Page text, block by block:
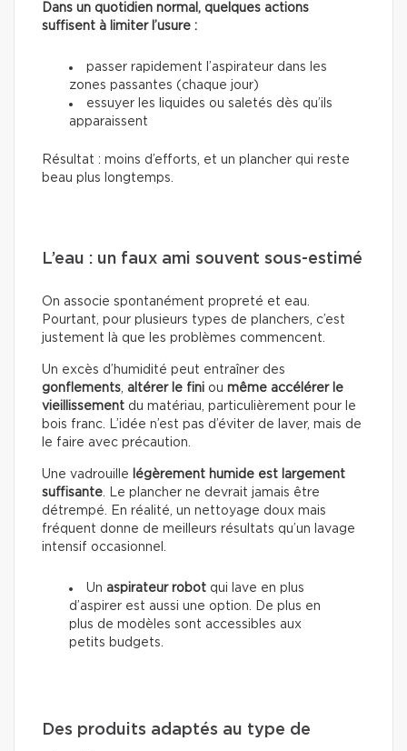
Dans un quotidien normal, quelques actions
suffisent à limiter l’usure :
passer rapidement l’aspirateur dans les
zones passantes (chaque jour)
essuyer les liquides ou saletés dès qu’ils
apparaissent
Résultat : moins d’efforts, et un plancher qui reste
beau plus longtemps.
L’eau : un faux ami souvent sous-estimé
On associe spontanément propreté et eau.
Pourtant, pour plusieurs types de planchers, c’est
justement là que les problèmes commencent.
Un excès d’humidité peut entraîner des
gonflements altérer le fini ou même accélérer le
vieillissement du matériau, particulièrement pour le
bois franc. L’idée n’est pas d’éviter de laver, mais de
le faire avec précaution.
Une vadrouille
légèrement humide est largement
suffisante . Le plancher ne devrait jamais être
détrempé. En réalité, un nettoyage doux mais
fréquent donne de meilleurs résultats qu’un lavage
intensif occasionnel.
Un aspirateur robot qui lave en plus
d’aspirer est aussi une option. De plus en
plus de modèles sont accessibles aux
petits budgets.
Des produits adaptés au type de